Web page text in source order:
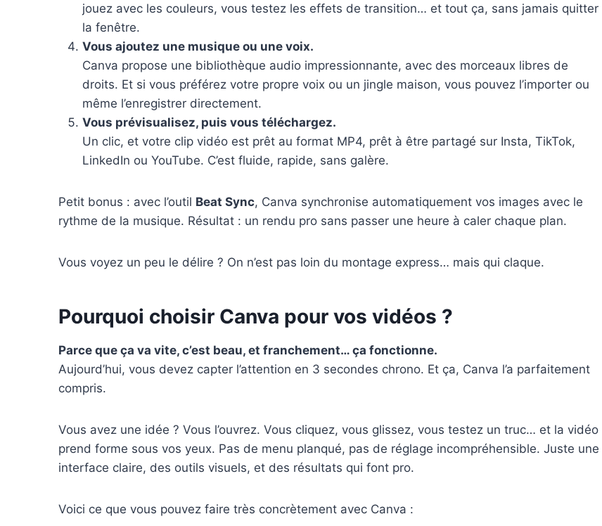
jouez avec les couleurs, vous testez les effets de transition… et tout ça, sans jamais quitter
la fenêtre.
Vous ajoutez une musique ou une voix.
Canva propose une bibliothèque audio impressionnante, avec des morceaux libres de
droits. Et si vous préférez votre propre voix ou un jingle maison, vous pouvez l’importer ou
même l’enregistrer directement.
Vous prévisualisez, puis vous téléchargez.
Un clic, et votre clip vidéo est prêt au format MP4, prêt à être partagé sur Insta, TikTok,
LinkedIn ou YouTube. C’est fluide, rapide, sans galère.
Petit bonus : avec l’outil Beat Sync, Canva synchronise automatiquement vos images avec le
rythme de la musique. Résultat : un rendu pro sans passer une heure à caler chaque plan.
Vous voyez un peu le délire ? On n’est pas loin du montage express… mais qui claque.
Pourquoi choisir Canva pour vos vidéos ?
Parce que ça va vite, c’est beau, et franchement… ça fonctionne.
Aujourd’hui, vous devez capter l’attention en 3 secondes chrono. Et ça, Canva l’a parfaitement
compris.
Vous avez une idée ? Vous l’ouvrez. Vous cliquez, vous glissez, vous testez un truc… et la vidéo
prend forme sous vos yeux. Pas de menu planqué, pas de réglage incompréhensible. Juste une
interface claire, des outils visuels, et des résultats qui font pro.
Voici ce que vous pouvez faire très concrètement avec Canva :